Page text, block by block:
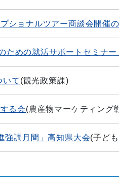
ショナルツアー商談会開催
ための就活サポートセミナー
いて (観光政策課)
る会(農産物マーケティング
強調月間」高知県大会(子ど